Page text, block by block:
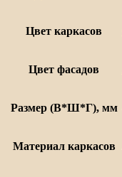
Евро
Лайн
Цвет каркасов
Цвет фасадов
Размер (В*Ш*Г), мм
Материал каркасов